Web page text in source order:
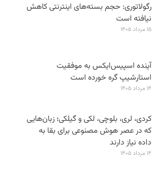
رگولاتوری: حجم بسته‌های اینترنتی کاهش
نیافته است
۱۵ مرداد ۱۴۰۵
آینده اسپیس‌ایکس به موفقیت
استارشیپ گره خورده است
۱۴ مرداد ۱۴۰۵
کردی، لری، بلوچی، لکی و گیلکی؛ زبان‌هایی
که در عصر هوش مصنوعی برای بقا به
داده نیاز دارند
۱۴ مرداد ۱۴۰۵